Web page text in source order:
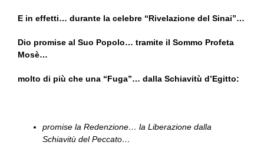
E in effetti… durante la celebre “Rivelazione del Sinai”…
Dio promise al Suo Popolo… tramite il Sommo Profeta
Mosè…
molto di più che una “Fuga”… dalla Schiavitù d’Egitto:
promise la Redenzione… la Liberazione dalla
Schiavitù del Peccato…